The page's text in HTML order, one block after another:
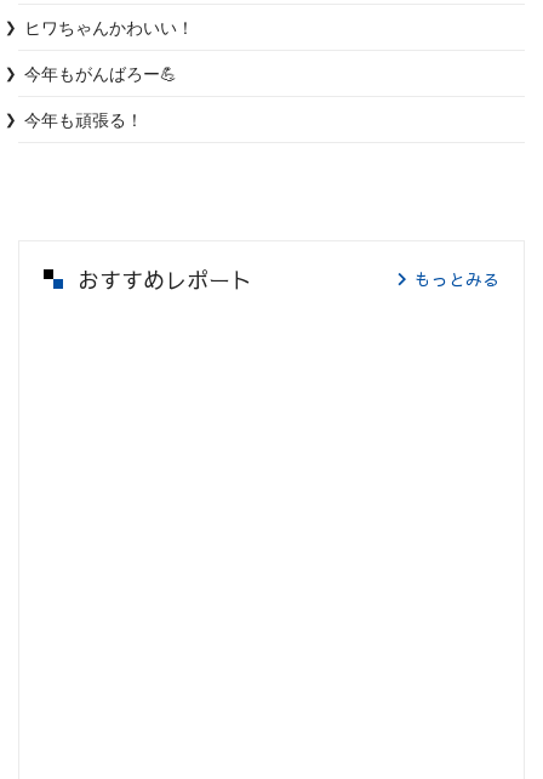
ヒワちゃんかわいい！
今年もがんばろー💪
今年も頑張る！
おすすめレポート もっとみる